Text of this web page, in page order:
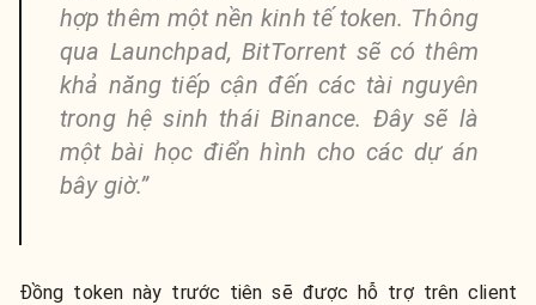
hợp thêm một nền kinh tế token. Thông
qua Launchpad, BitTorrent sẽ có thêm
khả năng tiếp cận đến các tài nguyên
trong hệ sinh thái Binance. Đây sẽ là
một bài học điển hình cho các dự án
bây giờ.”
Đồng token này trước tiên sẽ được hỗ trợ trên client